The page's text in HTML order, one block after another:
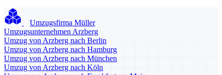
Umzugsfirma Müller
Umzugsunternehmen Arzberg
Umzug von Arzberg nach Berlin
Umzug von Arzberg nach Hamburg
Umzug von Arzberg nach München
Umzug von Arzberg nach Köln